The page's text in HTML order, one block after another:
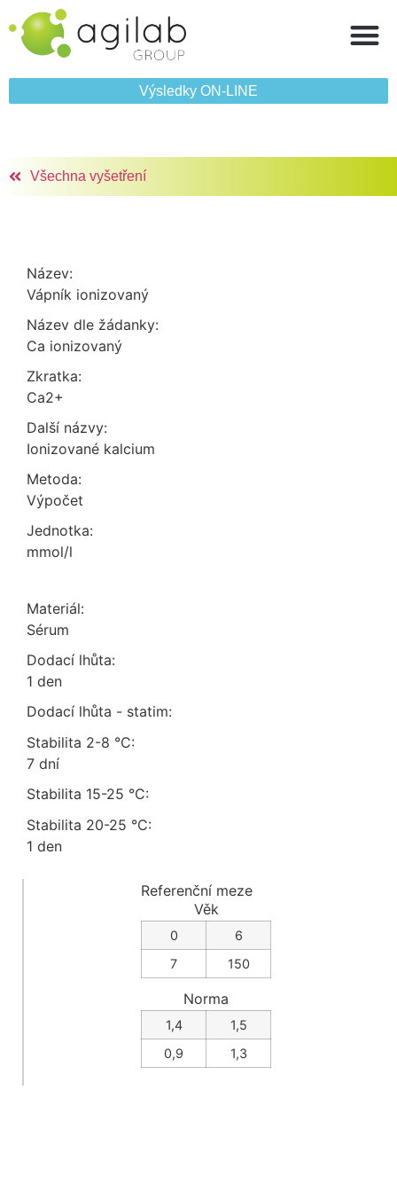
Výsledky ON‑LINE
Všechna vyšetření
Název:
Vápník ionizovaný
Název dle žádanky:
Ca ionizovaný
Zkratka:
Ca2+
Další názvy:
Ionizované kalcium
Metoda:
výpočet
Jednotka:
mmol/l
Materiál:
sérum
Dodací lhůta:
1 den
Dodací lhůta - statim:
Stabilita 2-8 °C:
7 dní
Stabilita 15-25 °C:
Stabilita 20-25 °C:
1 den
Referenční meze
Věk
0
6
7
150
Norma
1,4
1,5
0,9
1,3